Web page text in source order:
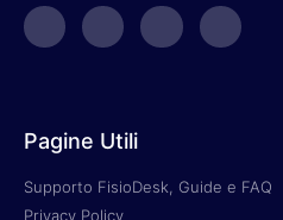
Pagine Utili
Supporto FisioDesk, Guide e FAQ
Privacy Policy